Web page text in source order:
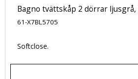
Bagno tvättskåp 2 dörrar
61-X7BL5705
Softclose.